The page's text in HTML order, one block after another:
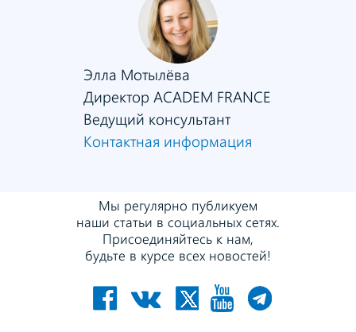
Элла Мотылёва
Директор ACADEM FRANCE
Ведущий консультант
Контактная информация
Мы регулярно публикуем
наши статьи в социальных сетях.
Присоединяйтесь к нам,
будьте в курсе всех новостей!